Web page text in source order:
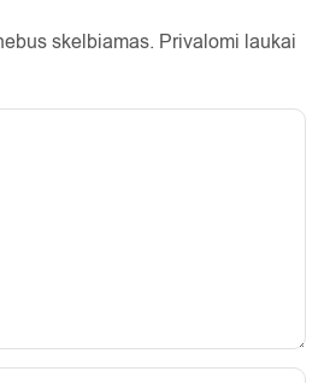
skelbiamas. Privalomi laukai